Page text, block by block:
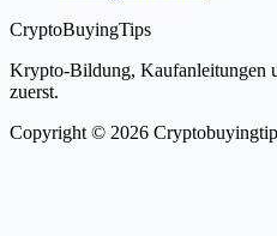
CryptoBuyingTips
Krypto-Bildung, Kaufanleitungen
zuerst.
Copyright © 2026